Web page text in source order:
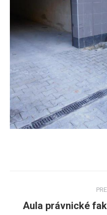
navigation
Aula právnické